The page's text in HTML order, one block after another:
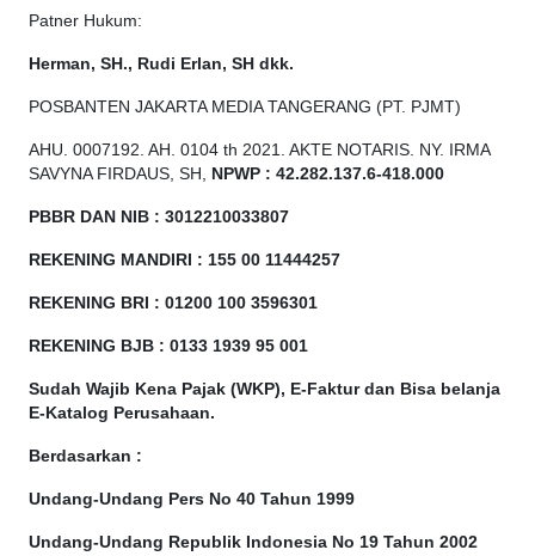
Patner Hukum:
Herman, SH., Rudi Erlan, SH dkk.
POSBANTEN JAKARTA MEDIA TANGERANG (PT. PJMT)
AHU. 0007192. AH. 0104 th 2021. AKTE NOTARIS. NY. IRMA
SAVYNA FIRDAUS, SH, NPW P : 42.282.137.6-418.000
PBBR DAN NIB : 3012210033807
REKENING MANDIRI : 155 00 11444257
REKENING BRI : 01200 100 3596301
REKENING BJB : 0133 1939 95 001
Sudah Wajib Kena Pajak (WKP), E-Faktur dan Bisa belanja
E-Katalog Perusahaan.
Berdasarkan :
Undang-Undang Pers No 40 Tahun 1999
Undang-Undang Republik Indonesia No 19 Tahun 2002